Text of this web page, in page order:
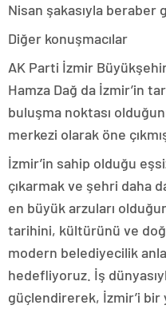
Nisan şakasıyla beraber
Diğer konuşmacılar
AK Parti İzmir
Hamza Dağ da İzmir’in
buluşma noktası
merkezi olarak öne
İzmir’in sahip olduğu
çıkarmak ve şehri daha
en büyük arzuları
tarihini, kültürünü ve
modern belediyecilik
hedefliyoruz. İş
güçlendirerek, İzmir’i bir